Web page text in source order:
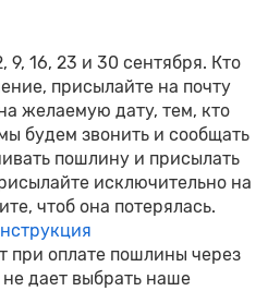
9, 16, 23 и 30 сентября. Кто
присылайте на почту
желаемую дату, тем, кто
будем звонить и сообщать
пошлину и присылать
исключительно на
чтоб она потерялась.
при оплате пошлины через
не дает выбрать наше